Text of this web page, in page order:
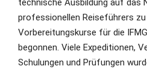
technische Ausbildung auf das
professionellen Reiseführers zu
Vorbereitungskurse für die
begonnen. Viele Expeditionen,
Schulungen und Prüfungen